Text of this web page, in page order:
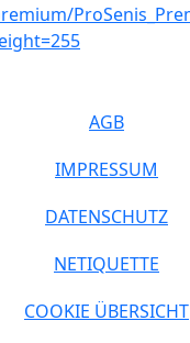
AGB
IMPRESSUM
DATENSCHUTZ
NETIQUETTE
COOKIE ÜBERSICHT